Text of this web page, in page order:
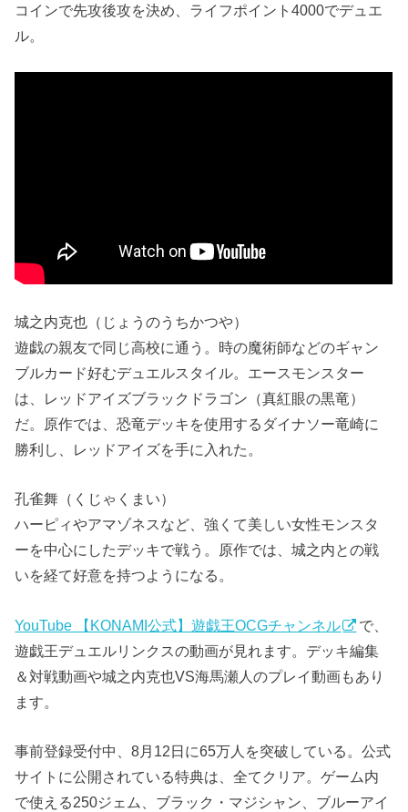
コインで先攻後攻を決め、ライフポイント4000でデュエ
ル。
城之内克也（じょうのうちかつや）
遊戯の親友で同じ高校に通う。時の魔術師などのギャン
ブルカード好むデュエルスタイル。エースモンスター
は、レッドアイズブラックドラゴン（真紅眼の黒竜）
だ。原作では、恐竜デッキを使用するダイナソー竜崎に
勝利し、レッドアイズを手に入れた。
孔雀舞（くじゃくまい）
ハーピィやアマゾネスなど、強くて美しい女性モンスタ
ーを中心にしたデッキで戦う。原作では、城之内との戦
いを経て好意を持つようになる。
YouTube 【KONAMI公式】遊戯王OCGチャンネル
で、
遊戯王デュエルリンクスの動画が見れます。デッキ編集
＆対戦動画や城之内克也VS海馬瀬人のプレイ動画もあり
ます。
事前登録受付中、8月12日に65万人を突破している。公式
サイトに公開されている特典は、全てクリア。ゲーム内
で使える250ジェム、ブラック・マジシャン、ブルーアイ